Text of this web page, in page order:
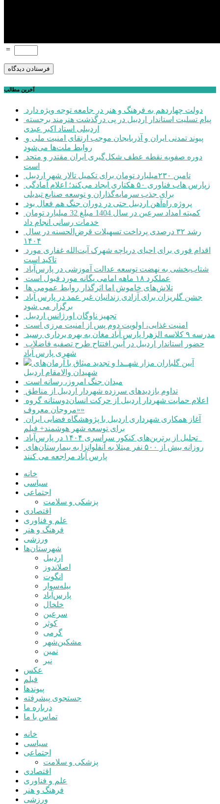
=
آخرین مطالب
دولت چهاردهم به فرهنگ و هنر در جامعه توجه ویژه دارد
اردبیلی استاد اکبر عبدی
روابط ملت‌ها می‌شود
است
تامین ۲۳۰میلیارد تومان برای تکمیل تالار شهر اردبیل
برای جذب سرمایه‌گذاران و توسعه صنایع تبدیلی
پروژه راه‌آهن اردبیل حتی در دوران جنگ هم فعال بود
خدمات رسانی انجام داد
۱۴۰۴
تاکید است
شتاب‌بخشی به نهضت توسعه عدالت آموزشی در پارس‌آباد
عملکرد ۱۸ ماهه امامی یگانه مورد قبول است
تلاش‌های خاموش اما اثرگذار روابط عمومی ها
برگزار می شود
تجهیز ناوگان اورژانس اردبیل
امنیت غذایی، اولویت دوم پس از امنیت مرزی است
مدرسه ۹ کلاسه الزهرا پارس آباد مغان به بهره برداری رسید
شهری پارس آباد
شهیدان والامقام اردبیل
میدان جنگ امروز، رسانه است
تداوم بازدیدهای سرزده شهردار اردبیل از مناطق
«مروجان معروف»
برای توسعه شهر هوشمند+ فیلم
پارس آباد مراجعه می کنند
خانه
سیاسی
اجتماعی
پزشکی و سلامت
اقتصادی
علم و فناوری
فرهنگ و هنر
ورزشی
شهرستان‌ها
اردبیل
اصلاندوز
انگوت
بیله‌سوار
پارس‌آباد
خلخال
سرعین
کوثر
گرمی
مشکین‌شهر
نمین
نیر
عکس
فیلم
پیوندها
جستجوی پیشرفته
درباره ما
تماس با ما
خانه
سیاسی
اجتماعی
پزشکی و سلامت
اقتصادی
علم و فناوری
فرهنگ و هنر
ورزشی